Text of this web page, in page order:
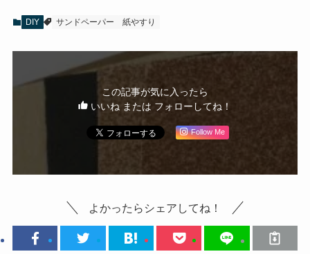
DIY サンドペーパー 紙やすり
この記事が気に入ったら
いいね または フォローしてね！
Follow Me
よかったらシェアしてね！